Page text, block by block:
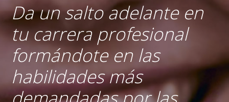
Da un salto adelante en
tu carrera profesional
formándote en las
habilidades más